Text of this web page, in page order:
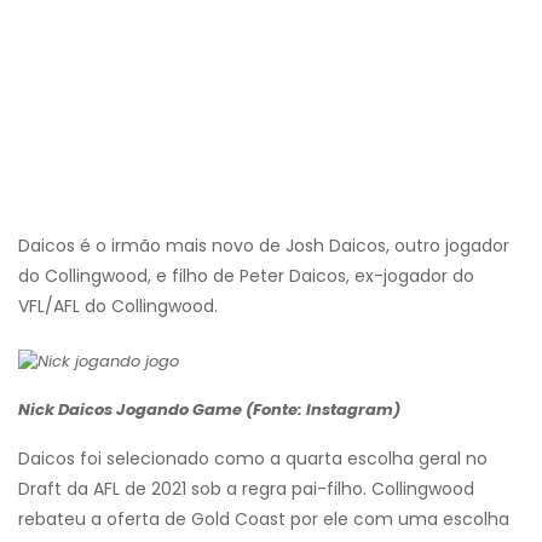
Daicos é o irmão mais novo de Josh Daicos, outro jogador
do Collingwood, e filho de Peter Daicos, ex-jogador do
VFL/AFL do Collingwood.
Nick Daicos Jogando Game (Fonte: Instagram)
Daicos foi selecionado como a quarta escolha geral no
Draft da AFL de 2021 sob a regra pai-filho. Collingwood
rebateu a oferta de Gold Coast por ele com uma escolha